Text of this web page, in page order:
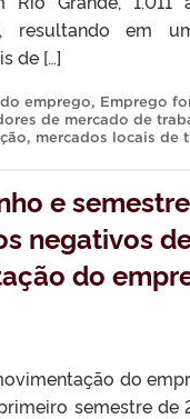
resultando em
de […]
emprego, Emprego
de mercado de
, mercados locais de
e
negativos
do
do
semestre de